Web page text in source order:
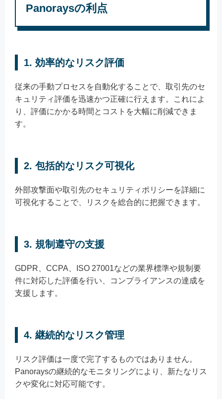
Panoraysの利点
1. 効率的なリスク評価
従来の手動プロセスを自動化することで、取引先のセ
キュリティ評価を迅速かつ正確に行えます。これによ
り、評価にかかる時間とコストを大幅に削減できま
す。
2. 包括的なリスク可視化
外部攻撃面や取引先のセキュリティポリシーを詳細に
可視化することで、リスクを総合的に把握できます。
3. 規制遵守の支援
GDPR、CCPA、ISO 27001などの業界標準や規制要
件に対応した評価を行い、コンプライアンスの達成を
支援します。
4. 継続的なリスク管理
リスク評価は一度で完了するものではありません。
Panoraysの継続的なモニタリングにより、新たなリス
クや変化に対応可能です。